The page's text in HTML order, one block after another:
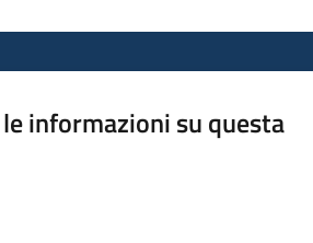
informazioni su questa